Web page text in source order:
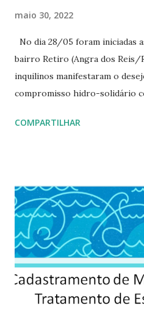
maio 30, 2022
No dia 28/05 foram iniciadas
bairro Retiro (Angra dos Reis/
inquilinos manifestaram o
compromisso hidro-solidário
sistema de tratamento de
manifestar interesse em
05/06 (Dia Mundial do Meio
formulário eletrônico .
Moradores da Praia do Retiro
@iear_uff ), AGEVAP/
Municipal de Meio Ambiente.
COMPARTILHAR